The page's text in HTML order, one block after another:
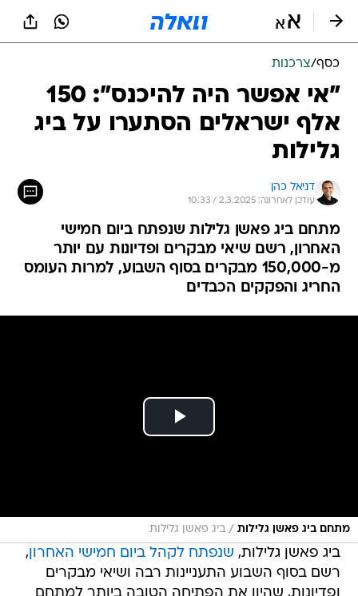
כסף/צרכנות
"אי אפשר היה להיכנס": 150
אלף ישראלים הסתערו על ביג
גלילות
דניאל כהן
עודכן לאחרונה: 2.3.2025 / 10:33
מתחם ביג פאשן גלילות שנפתח ביום חמישי
האחרון, רשם שיאי מבקרים ופדיונות עם יותר
מ-150,000 מבקרים בסוף השבוע, למרות העומס
החריג והפקקים הכבדים
מתחם ביג פאשן גלילות / ביג פאשן גלילות
ביג פאשן גלילות, שנפתח לקהל ביום חמישי האחרון,
רשם בסוף השבוע התעניינות רבה ושיאי מבקרים